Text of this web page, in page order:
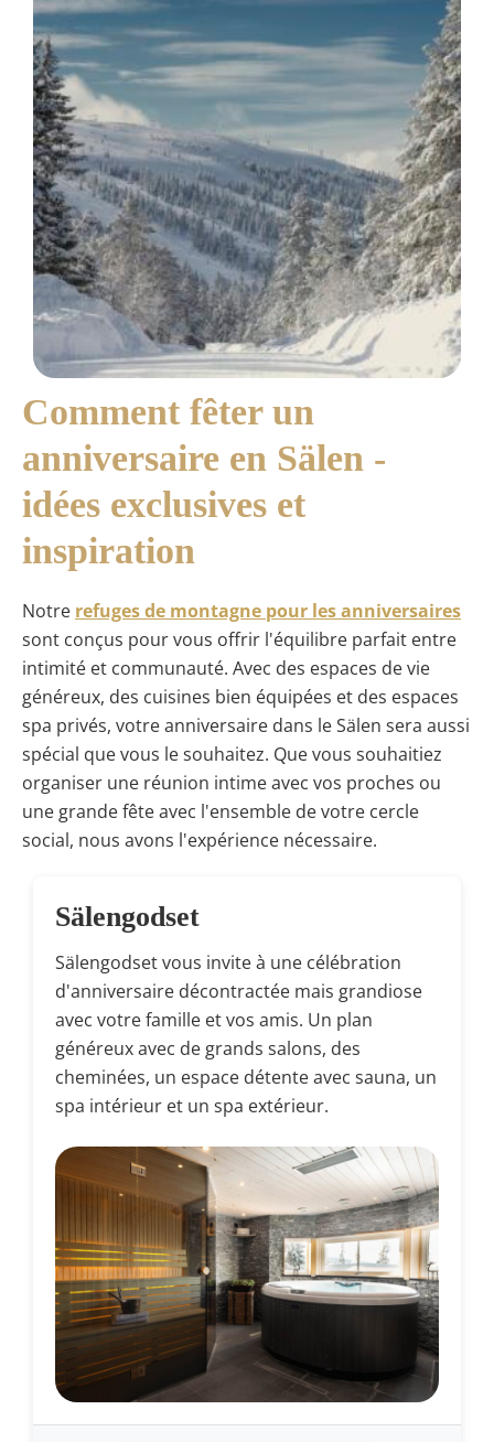
Comment fêter un
anniversaire en Sälen -
idées exclusives et
inspiration
Notre refuges de montagne pour les anniversaires
sont conçus pour vous offrir l'équilibre parfait entre
intimité et communauté. Avec des espaces de vie
généreux, des cuisines bien équipées et des espaces
spa privés, votre anniversaire dans le Sälen sera aussi
spécial que vous le souhaitez. Que vous souhaitiez
organiser une réunion intime avec vos proches ou
une grande fête avec l'ensemble de votre cercle
social, nous avons l'expérience nécessaire.
Sälengodset
Sälengodset vous invite à une célébration
d'anniversaire décontractée mais grandiose
avec votre famille et vos amis. Un plan
généreux avec de grands salons, des
cheminées, un espace détente avec sauna, un
spa intérieur et un spa extérieur.